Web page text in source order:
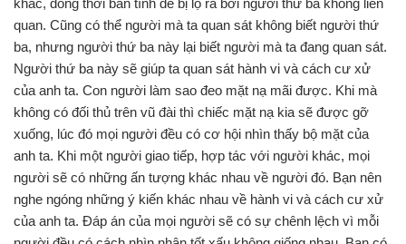
khác, đồng thời bản tính dễ bị lộ ra bởi người thứ ba không liên
quan. Cũng có thể người mà ta quan sát không biết người thứ
ba, nhưng người thứ ba này lại biết người mà ta đang quan sát.
Người thứ ba này sẽ giúp ta quan sát hành vi và cách cư xử
của anh ta. Con người làm sao đeo mặt nạ mãi được. Khi mà
không có đối thủ trên vũ đài thì chiếc mặt nạ kia sẽ được gỡ
xuống, lúc đó mọi người đều có cơ hội nhìn thấy bộ mặt của
anh ta. Khi một người giao tiếp, hợp tác với người khác, mọi
người sẽ có những ấn tượng khác nhau về người đó. Bạn nên
nghe ngóng những ý kiến khác nhau về hành vi và cách cư xử
của anh ta. Đáp án của mọi người sẽ có sự chênh lệch vì mỗi